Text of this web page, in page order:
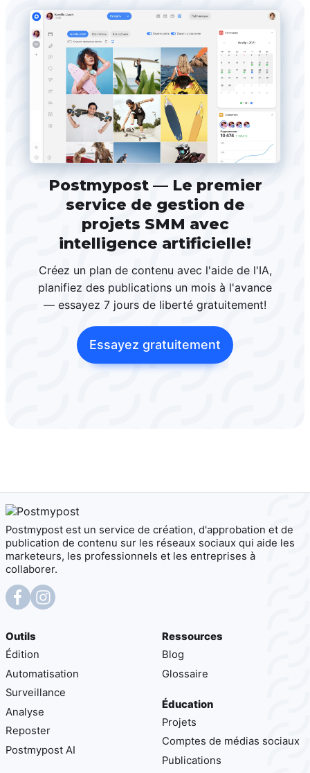
Postmypost — Le premier
service de gestion de
projets SMM avec
intelligence artificielle!
Créez un plan de contenu avec l'aide de l'IA,
planifiez des publications un mois à l'avance
— essayez 7 jours de liberté gratuitement!
Essayez gratuitement
Postmypost est un service de création, d'approbation et de
publication de contenu sur les réseaux sociaux qui aide les
marketeurs, les professionnels et les entreprises à
collaborer.
Outils
Édition
Automatisation
Surveillance
Analyse
Reposter
Postmypost AI
Ressources
Blog
Glossaire
Éducation
Projets
Comptes de médias sociaux
Publications